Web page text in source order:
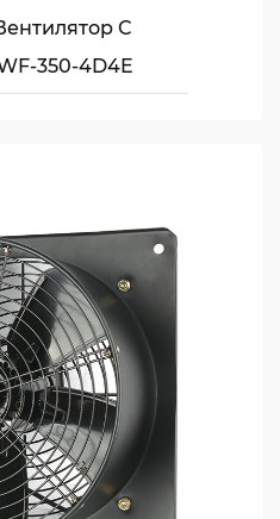
С
350-4D4E